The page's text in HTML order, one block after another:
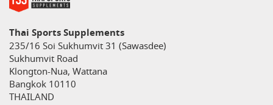
Thai Sports Supplements
235/16 Soi Sukhumvit 31 (Sawasdee)
Sukhumvit Road
Klongton-Nua, Wattana
Bangkok 10110
THAILAND